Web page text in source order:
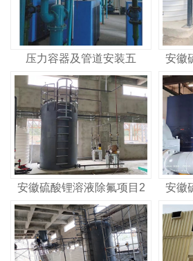
压力容器及管道安装五 安徽
安徽硫酸锂溶液除氟项目2 安徽